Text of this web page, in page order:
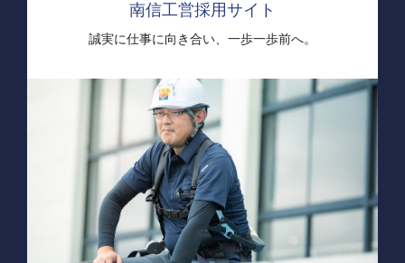
南信工営採用サイト
誠実に仕事に向き合い、 一歩一歩前へ。